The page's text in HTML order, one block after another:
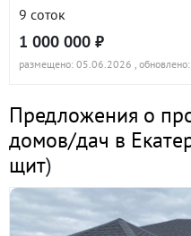
9 соток
1 000 000 ₽
размещено: 05.06.2026 ,
Предложения о
домов/дач в
щит)